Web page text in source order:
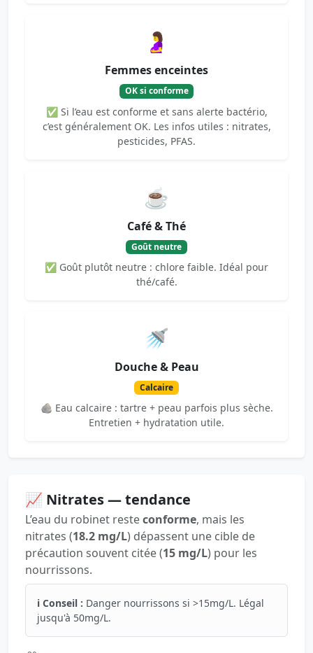
🤰
Femmes enceintes
OK si conforme
✅ Si l’eau est conforme et sans alerte bactério,
c’est généralement OK. Les infos utiles : nitrates,
pesticides, PFAS.
☕
Café & Thé
Goût neutre
✅ Goût plutôt neutre : chlore faible. Idéal pour
thé/café.
🚿
Douche & Peau
Calcaire
🪨 Eau calcaire : tartre + peau parfois plus sèche.
Entretien + hydratation utile.
📈 Nitrates — tendance
L’eau du robinet resteconforme, mais les
nitrates (18.2 mg/L) dépassent une cible de
précaution souvent citée (15 mg/L) pour les
nourrissons.
ℹ️ Conseil : Danger nourrissons si >15mg/L. Légal
jusqu'à 50mg/L.